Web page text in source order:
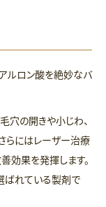
ルロン酸を絶妙なバ
穴の開きや小じわ、
らにはレーザー治療
効果を発揮します。
ばれている製剤で